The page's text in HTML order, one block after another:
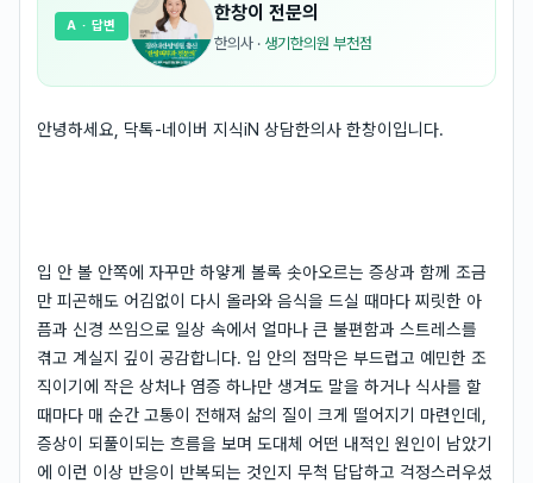
한창이 전문의
한의사 · 생기한의원 부천점
A · 답변
안녕하세요, 닥톡-네이버 지식iN 상담한의사 한창이입니다.
입 안 볼 안쪽에 자꾸만 하얗게 볼록 솟아오르는 증상과 함께 조금
만 피곤해도 어김없이 다시 올라와 음식을 드실 때마다 찌릿한 아
픔과 신경 쓰임으로 일상 속에서 얼마나 큰 불편함과 스트레스를
겪고 계실지 깊이 공감합니다. 입 안의 점막은 부드럽고 예민한 조
직이기에 작은 상처나 염증 하나만 생겨도 말을 하거나 식사를 할
때마다 매 순간 고통이 전해져 삶의 질이 크게 떨어지기 마련인데,
증상이 되풀이되는 흐름을 보며 도대체 어떤 내적인 원인이 남았기
에 이런 이상 반응이 반복되는 것인지 무척 답답하고 걱정스러우셨